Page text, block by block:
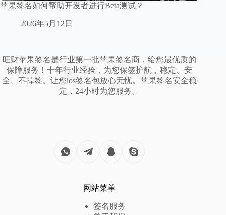
苹果签名如何帮助开发者进行Beta测试？
2026年5月12日
旺财苹果签名是行业第一批苹果签名商，给您最优质的
保障服务！十年行业经验，为您保签护航，稳定、安
全、不掉签。让您ios签名包放心无忧。苹果签名安全稳
定，24小时为您服务。
网站菜单
签名服务